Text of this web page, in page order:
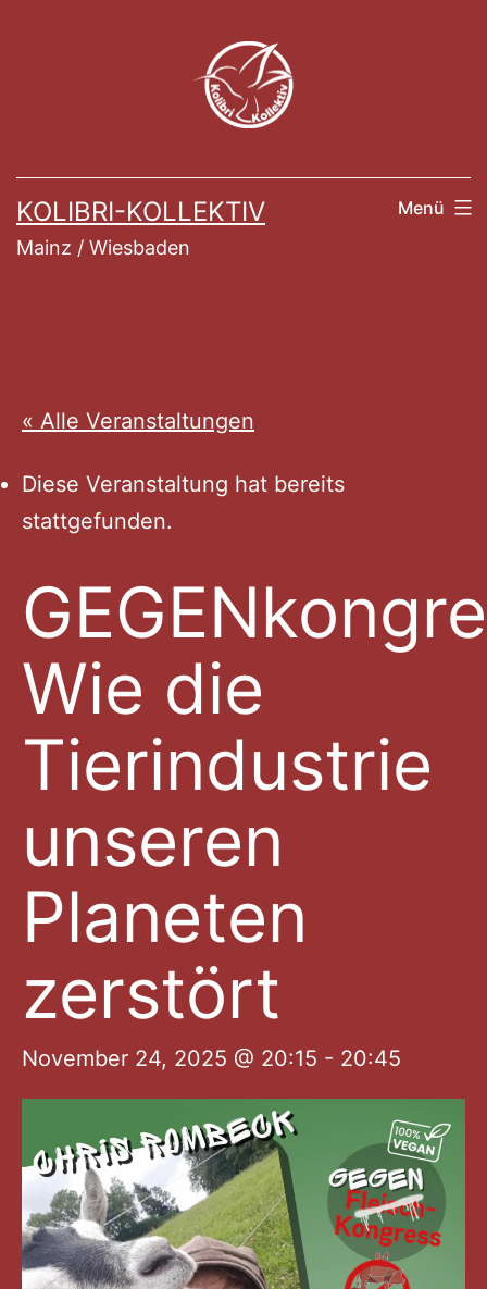
KOLIBRI-KOLLEKTIV
Mainz / Wiesbaden
Menü
« Alle Veranstaltungen
Diese Veranstaltung hat bereits
stattgefunden.
Wie die
Tierindustrie
unseren
Planeten
zerstört
November 24, 2025 @ 20:15 - 20:45